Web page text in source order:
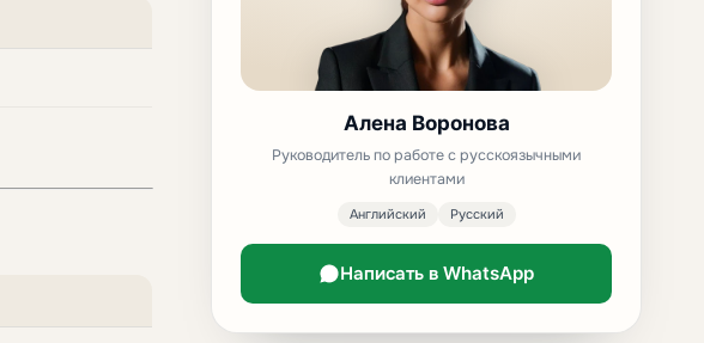
Алена Воронова
Руководитель по работе с русскоязычными
клиентами
Английский Русский
Написать в WhatsApp